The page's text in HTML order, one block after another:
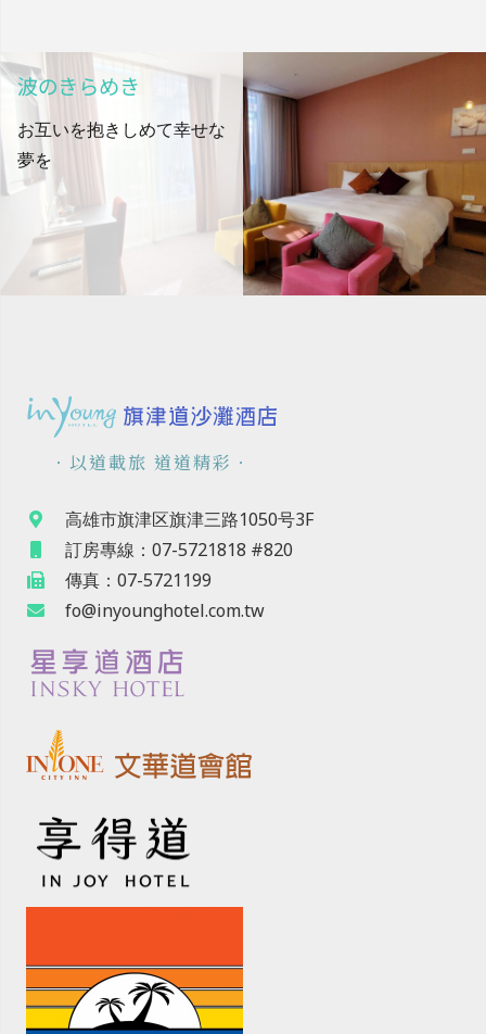
波のきらめき
お互いを抱きしめて幸せな
夢を
．以道載旅 道道精彩．
高雄市旗津区旗津三路1050号3F
訂房專線：07-5721818 #820
傳真：07-5721199
fo@inyounghotel.com.tw